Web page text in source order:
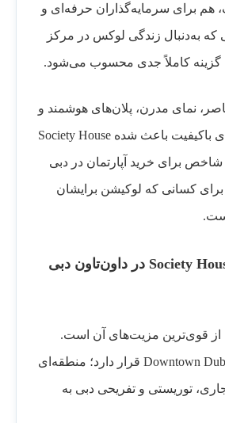
برای سرمایه‌گذاران حرفه‌ای و
که به‌دنبال زندگی لوکس در مرکز
کاملاً جدی محسوب می‌شود.
نمای مدرن، پلان‌های هوشمند و
استفاده از متریال‌های باکیفیت باعث شده Society House
برای خرید آپارتمان در دبی
کسانی که لوکیشن برایشان
موقعیت مکانی Society House در داون‌تاون دبی
از قوی‌ترین مزیت‌های آن است.
Society House در Downtown Dubai قرار دارد؛ منطقه‌ای
توریستی و تفریحی دبی به